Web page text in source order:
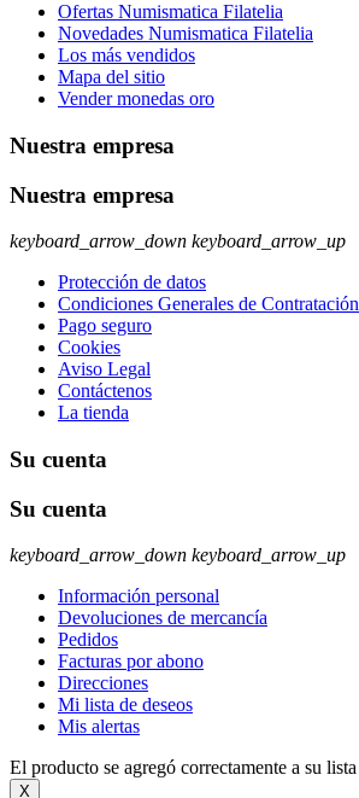
Ofertas Numismatica Filatelia
Novedades Numismatica Filatelia
Los más vendidos
Mapa del sitio
Vender monedas oro
Nuestra empresa
Nuestra empresa
keyboard_arrow_down keyboard_arrow_up
Protección de datos
Condiciones Generales de
Pago seguro
Cookies
Aviso Legal
Contáctenos
La tienda
Su cuenta
Su cuenta
keyboard_arrow_down keyboard_arrow_up
Información personal
Devoluciones de mercancía
Pedidos
Facturas por abono
Direcciones
Mi lista de deseos
Mis alertas
El producto se agregó correctamente a su lista
X